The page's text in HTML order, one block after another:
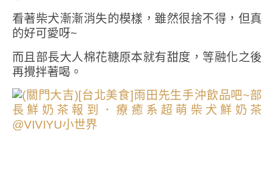
看著柴犬漸漸消失的模樣，雖然很捨不得，但真
的好可愛呀~
而且部長大人棉花糖原本就有甜度，等融化之後
再攪拌著喝。